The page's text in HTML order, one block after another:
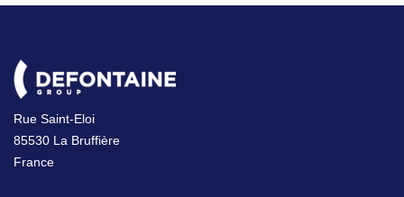
Rue Saint-Eloi
85530 La Bruffière
France